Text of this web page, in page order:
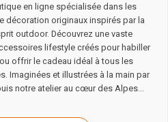
en ligne spécialisée dans les
décoration originaux inspirés par la
outdoor. Découvrez une vaste
lifestyle créés pour habiller
offrir le cadeau idéal à tous les
Imaginées et illustrées à la main par
notre atelier au cœur des Alpes...